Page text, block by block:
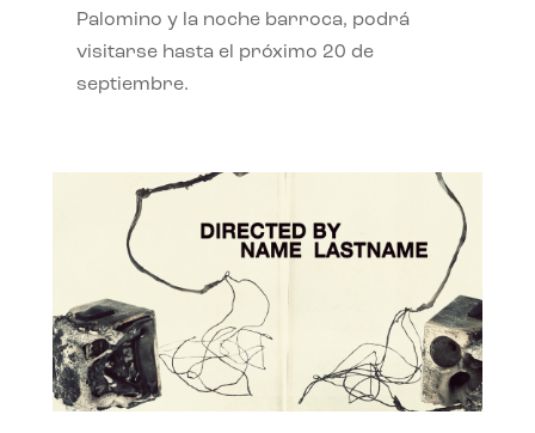
Palomino y la noche barroca, podrá
visitarse hasta el próximo 20 de
septiembre.